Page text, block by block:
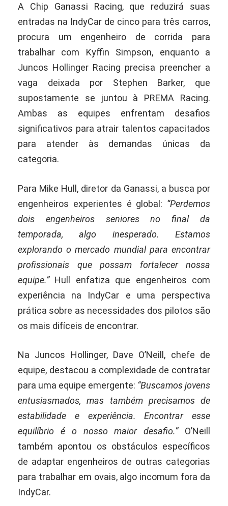
A Chip Ganassi Racing, que reduzirá suas
entradas na IndyCar de cinco para três carros,
procura um engenheiro de corrida para
trabalhar com Kyffin Simpson, enquanto a
Juncos Hollinger Racing precisa preencher a
vaga deixada por Stephen Barker, que
supostamente se juntou à PREMA Racing.
Ambas as equipes enfrentam desafios
significativos para atrair talentos capacitados
para atender às demandas únicas da
categoria.
Para Mike Hull, diretor da Ganassi, a busca por
engenheiros experientes é global: “Perdemos
dois engenheiros seniores no final da
temporada, algo inesperado. Estamos
explorando o mercado mundial para encontrar
profissionais que possam fortalecer nossa
equipe.”Hull enfatiza que engenheiros com
experiência na IndyCar e uma perspectiva
prática sobre as necessidades dos pilotos são
os mais difíceis de encontrar.
Na Juncos Hollinger, Dave O’Neill, chefe de
equipe, destacou a complexidade de contratar
para uma equipe emergente: “Buscamos jovens
entusiasmados, mas também precisamos de
estabilidade e experiência. Encontrar esse
equilíbrio é o nosso maior desafio.”O’Neill
também apontou os obstáculos específicos
de adaptar engenheiros de outras categorias
para trabalhar em ovais, algo incomum fora da
IndyCar.